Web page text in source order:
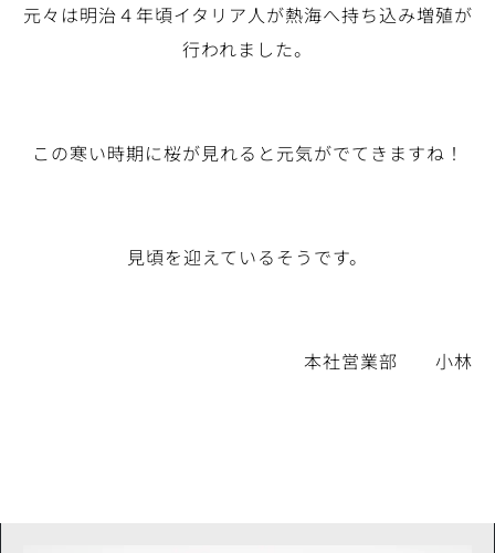
元々は明治４年頃イタリア人が熱海へ持ち込み増殖が
行われました。
この寒い時期に桜が見れると元気がでてきますね！
見頃を迎えているそうです。
本社営業部 小林